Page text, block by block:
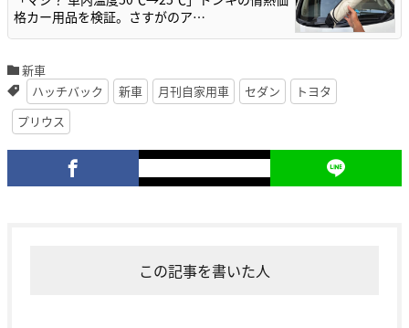
格カー用品を検証。さすがのア…
新車
ハッチバック
新車 月刊自家用車 セダン
トヨタ
プリウス
この記事を書いた人